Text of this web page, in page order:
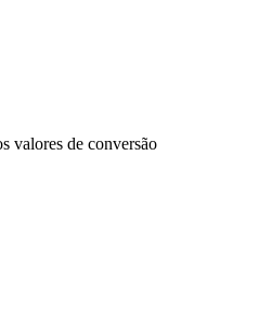
valores de conversão